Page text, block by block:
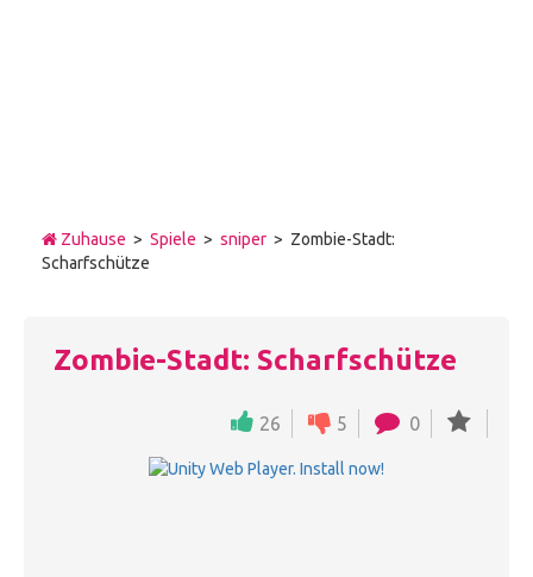
Zuhause > Spiele > sniper > Zombie-Stadt:
Scharfschütze
Zombie-Stadt: Scharfschütze
26 5 0